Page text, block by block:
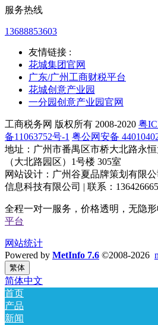
服务热线
13688853603
友情链接 :
花城集团官网
广东/广州工商财税平台
花城创意产业园
一分园创意产业园官网
工商税务网 版权所有 2008-2020 粤
备11063752号-1 粤公网安备
地址：广州市番禺区市桥大北路永
（大北路园区）1号楼 305室
网站设计：广州谷夏品牌策划有限
信息科技有限公司 | 联系：
全程一对一服务，价格透明，无隐
平台
网站统计
Powered by MetInfo 7.6 ©2008-2026
繁体
简体中文
首页
产品
新闻